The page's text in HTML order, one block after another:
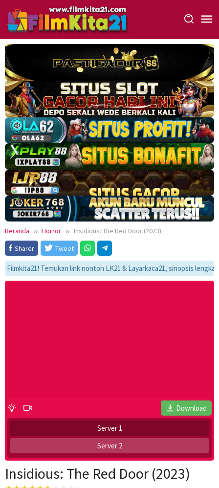
konten
Beranda Horror
Insidious: The Red Door (2023)
Sharer
Tweet
Temukan link nonton LK21 & Layarkaca21, sinopsis lengkap,
Download
Server 1
Server 2
Insidious: The Red Door (2023)